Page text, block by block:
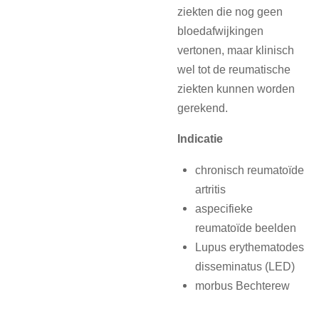
ziekten die nog geen
bloedafwijkingen
vertonen, maar klinisch
wel tot de reumatische
ziekten kunnen worden
gerekend.
Indicatie
chronisch reumatoïde
artritis
aspecifieke
reumatoïde beelden
Lupus erythematodes
disseminatus (LED)
morbus Bechterew